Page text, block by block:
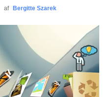
af Bergitte Szarek